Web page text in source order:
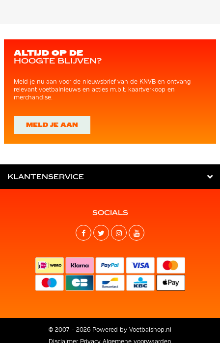
ALTIJD OP DE
HOOGTE BLIJVEN?
Meld je nu aan voor de nieuwsbrief van de KNVB en ontvang
relevant voetbalnieuws en acties m.b.t. kaartverkoop en
merchandise.
MELD JE AAN
KLANTENSERVICE
SOCIALS
© 2007 - 2026 Powered by Voetbalshop.nl
Disclaimer Privacy Algemene voorwaarden